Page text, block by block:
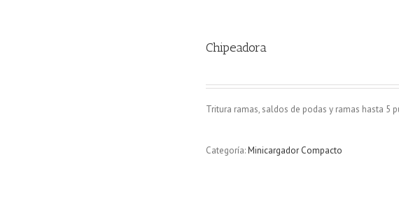
Chipeadora
Tritura ramas, saldos de podas y ramas hasta 5
Categoría:Minicargador Compacto